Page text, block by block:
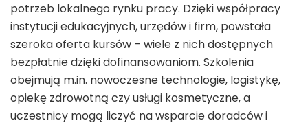
potrzeb lokalnego rynku pracy. Dzięki współpracy
instytucji edukacyjnych, urzędów i firm, powstała
szeroka oferta kursów – wiele z nich dostępnych
bezpłatnie dzięki dofinansowaniom. Szkolenia
obejmują m.in. nowoczesne technologie, logistykę,
opiekę zdrowotną czy usługi kosmetyczne, a
uczestnicy mogą liczyć na wsparcie doradców i